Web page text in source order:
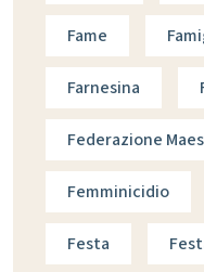
Fame
Farnesina
Federazione
Femminicidio
Festa